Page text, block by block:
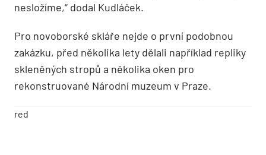
nesložíme,“ dodal Kudláček.
Pro novoborské skláře nejde o první podobnou
zakázku, před několika lety dělali například repliky
skleněných stropů a několika oken pro
rekonstruované Národní muzeum v Praze.
red